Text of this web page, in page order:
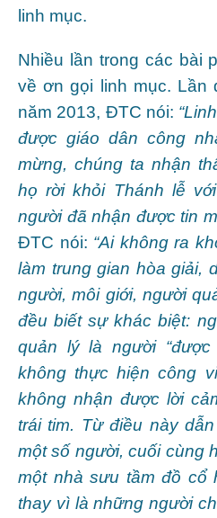
linh mục.
Nhiều lần trong các bài
về ơn gọi linh mục. Lần
năm 2013, ĐTC nói:
được giáo dân công
mừng, chúng ta nhận
họ rời khỏi Thánh lễ
người đã nhận được tin
ĐTC nói: “Ai không ra
làm trung gian hòa giải,
người, môi giới, người
đều biết sự khác biệt:
quản lý là người
không thực hiện công
không nhận được lời
trái tim. Từ điều này
một số người, cuối cùng
một nhà sưu tầm đồ cổ
thay vì là những người